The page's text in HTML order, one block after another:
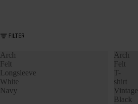
FILTER
Arch
Felt
Longsleeve
White
Navy
Arch
Felt
T-
shirt
Vintage
Black